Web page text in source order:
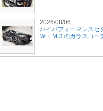
2026/08/06
ハイパフォーマンスセ
Ｗ・Ｍ３のガラスコー